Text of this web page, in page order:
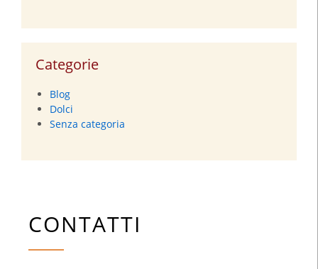
Categorie
Blog
Dolci
Senza categoria
CONTATTI